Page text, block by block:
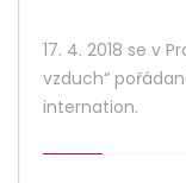
17. 4. 2018 se v
vzduch“
internation.